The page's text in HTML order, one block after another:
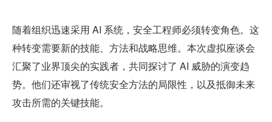
随着组织迅速采用 AI 系统，安全工程师必须转变角色。这
种转变需要新的技能、方法和战略思维。本次虚拟座谈会
汇聚了业界顶尖的实践者，共同探讨了 AI 威胁的演变趋
势。他们还审视了传统安全方法的局限性，以及抵御未来
攻击所需的关键技能。